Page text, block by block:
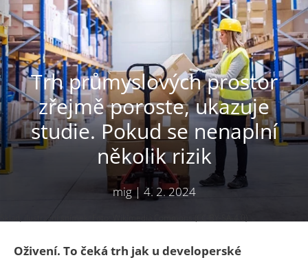
Trh průmyslových prostor
zřejmě poroste, ukazuje
studie. Pokud se nenaplní
několik rizik
mig| 4. 2. 2024
Oživení. To čeká trh jak u developerské